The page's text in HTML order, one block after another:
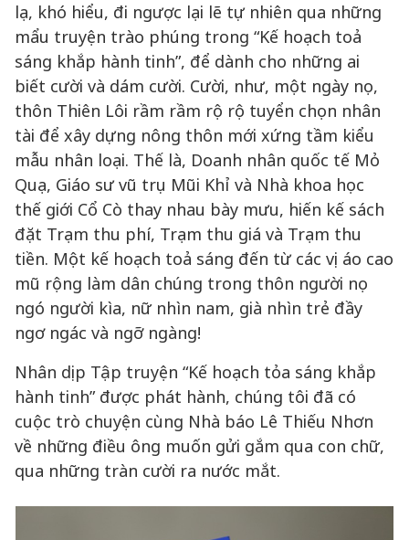
lạ, khó hiểu, đi ngược lại lẽ tự nhiên qua những
mẩu truyện trào phúng trong “Kế hoạch toả
sáng khắp hành tinh”, để dành cho những ai
biết cười và dám cười. Cười, như, một ngày nọ,
thôn Thiên Lôi rầm rầm rộ rộ tuyển chọn nhân
tài để xây dựng nông thôn mới xứng tầm kiểu
mẫu nhân loại. Thế là, Doanh nhân quốc tế Mỏ
Quạ, Giáo sư vũ trụ Mũi Khỉ và Nhà khoa học
thế giới Cổ Cò thay nhau bày mưu, hiến kế sách
đặt Trạm thu phí, Trạm thu giá và Trạm thu
tiền. Một kế hoạch toả sáng đến từ các vị áo cao
mũ rộng làm dân chúng trong thôn người nọ
ngó người kìa, nữ nhìn nam, già nhìn trẻ đầy
ngơ ngác và ngỡ ngàng!
Nhân dịp Tập truyện “Kế hoạch tỏa sáng khắp
hành tinh” được phát hành, chúng tôi đã có
cuộc trò chuyện cùng Nhà báo Lê Thiếu Nhơn
về những điều ông muốn gửi gắm qua con chữ,
qua những tràn cười ra nước mắt.